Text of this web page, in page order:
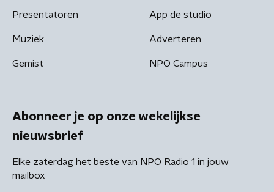
Presentatoren
Muziek
Gemist
App de studio
Adverteren
NPO Campus
Abonneer je op onze wekelijkse
nieuwsbrief
Elke zaterdag het beste van NPO Radio 1 in jouw
mailbox